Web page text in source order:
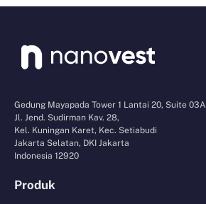
Gedung Mayapada Tower 1 Lantai 20, Suite 03A
Jl. Jend. Sudirman Kav. 28,
Kel. Kuningan Karet, Kec. Setiabudi
Jakarta Selatan, DKI Jakarta
Indonesia 12920
Produk